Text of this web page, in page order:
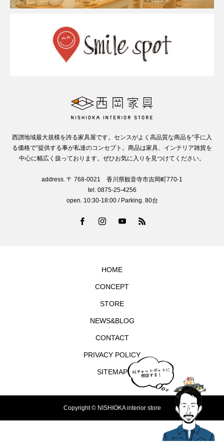
西讃地域最大規模を誇る家具屋です。センスがよく高品質な商品を“手に入
る価格で”提供する事が私達のコンセプト。商品は家具、インテリア雑貨を
中心に幅広く扱っております。ぜひお気に入りを見つけてください。
address. 〒 768-0021 香川県観音寺市吉岡町770-1
tel. 0875-25-4256
open. 10:30-18:00 / Parking. 80台
HOME
CONCEPT
STORE
NEWS&BLOG
CONTACT
PRIVACY POLICY
SITEMAP
Copyright © NISHIOKA interior store
MAP